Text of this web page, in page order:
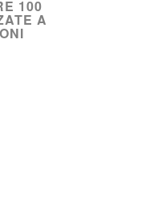
100
A